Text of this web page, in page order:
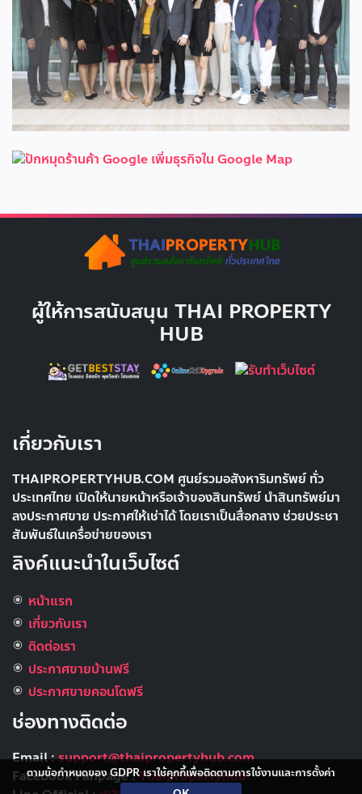
ตามข้อกำหนดของ GDPR เราใช้คุกกี้เพื่อติดตามการใช้งานและการตั้งค่า
ผู้ให้การสนับสนุน THAI PROPERTY
HUB
เกี่ยวกับเรา
THAIPROPERTYHUB.COM ศูนย์รวมอสังหาริมทรัพย์ ทั่ว
ประเทศไทย เปิดให้นายหน้าหรือเจ้าของสินทรัพย์ นำสินทรัพย์มา
ลงประกาศขาย ประกาศให้เช่าได้ โดยเราเป็นสื่อกลาง ช่วยประชา
สัมพันธ์ในเครื่อข่ายของเรา
ลิงค์แนะนำในเว็บไซต์
หน้าแรก
เกี่ยวกับเรา
ติดต่อเรา
ประกาศขายบ้านฟรี
ประกาศขายคอนโดฟรี
ช่องทางติดต่อ
Email :support@thaipropertyhub.com
Facebook Fanpage :Thaipropertyhub